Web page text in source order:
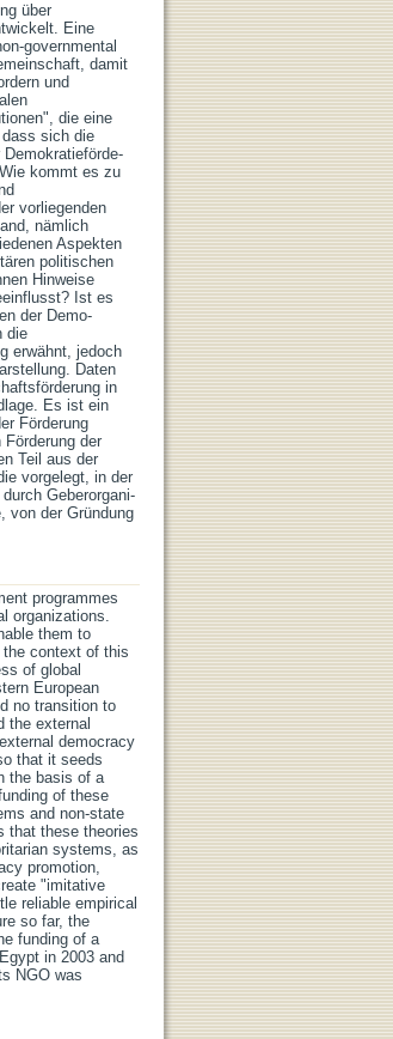
über
Eine
go­vernmental
damit
und
die eine
sich die
Demokratie­för­de­
kommt es zu
vorliegenden
nämlich
Aspekten
politischen
Hinweise
Ist es
der De­mo­
die
erwähnt, jedoch
Daten
in
Es ist ein
Förderung
der
Teil aus der
vorgelegt, in der
durch Geber­orga­ni­
von der Gründung
programmes
organizations.
them to
context of this
of global
European
no transition to
the external
democracy
that it seeds
the basis of a
of these
and non-state
that these theories
systems, as
promotion,
"imitative
reliable empirical
so far, the
funding of a
in 2003 and
NGO was